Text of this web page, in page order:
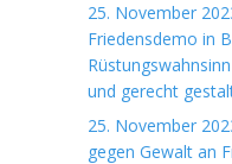
25. November
Friedensdemo in
und gerecht
25. November
gegen Gewalt an